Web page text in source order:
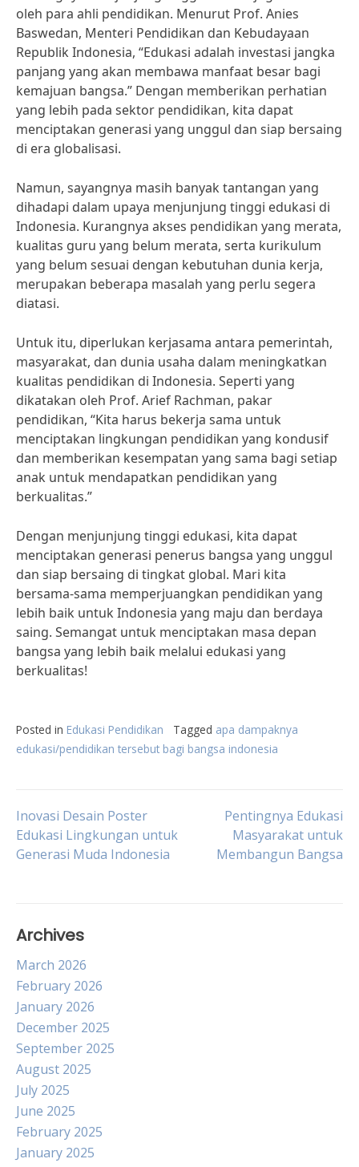
oleh para ahli pendidikan. Menurut Prof. Anies
Baswedan, Menteri Pendidikan dan Kebudayaan
Republik Indonesia, “Edukasi adalah investasi jangka
panjang yang akan membawa manfaat besar bagi
kemajuan bangsa.” Dengan memberikan perhatian
yang lebih pada sektor pendidikan, kita dapat
menciptakan generasi yang unggul dan siap bersaing
di era globalisasi.
Namun, sayangnya masih banyak tantangan yang
dihadapi dalam upaya menjunjung tinggi edukasi di
Indonesia. Kurangnya akses pendidikan yang merata,
kualitas guru yang belum merata, serta kurikulum
yang belum sesuai dengan kebutuhan dunia kerja,
merupakan beberapa masalah yang perlu segera
diatasi.
Untuk itu, diperlukan kerjasama antara pemerintah,
masyarakat, dan dunia usaha dalam meningkatkan
kualitas pendidikan di Indonesia. Seperti yang
dikatakan oleh Prof. Arief Rachman, pakar
pendidikan, “Kita harus bekerja sama untuk
menciptakan lingkungan pendidikan yang kondusif
dan memberikan kesempatan yang sama bagi setiap
anak untuk mendapatkan pendidikan yang
berkualitas.”
Dengan menjunjung tinggi edukasi, kita dapat
menciptakan generasi penerus bangsa yang unggul
dan siap bersaing di tingkat global. Mari kita
bersama-sama memperjuangkan pendidikan yang
lebih baik untuk Indonesia yang maju dan berdaya
saing. Semangat untuk menciptakan masa depan
bangsa yang lebih baik melalui edukasi yang
berkualitas!
Posted in Edukasi Pendidikan Tagged apa dampaknya
edukasi/pendidikan tersebut bagi bangsa indonesia
Post
navigation
Inovasi Desain Poster
Edukasi Lingkungan untuk
Generasi Muda Indonesia
Pentingnya Edukasi
Masyarakat untuk
Membangun Bangsa
Archives
March 2026
February 2026
January 2026
December 2025
September 2025
August 2025
July 2025
June 2025
February 2025
January 2025